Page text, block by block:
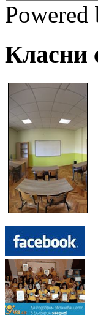
Powered
Класни